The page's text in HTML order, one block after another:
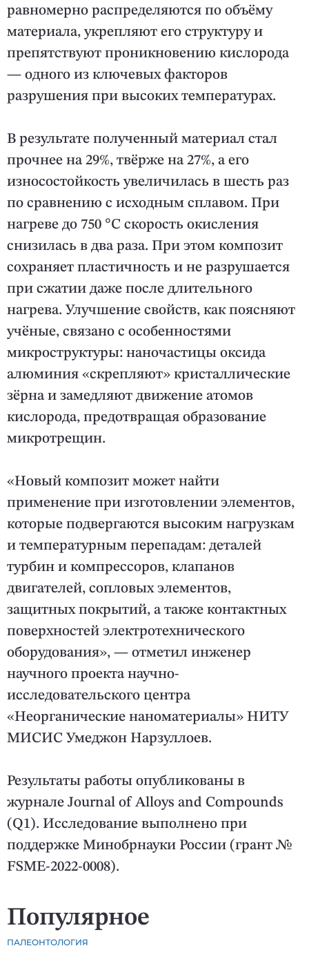
равномерно распределяются по объёму
материала, укрепляют его структуру и
препятствуют проникновению кислорода
— одного из ключевых факторов
разрушения при высоких температурах.
В результате полученный материал стал
прочнее на 29%, твёрже на 27%, а его
износостойкость увеличилась в шесть раз
по сравнению с исходным сплавом. При
нагреве до 750 °C скорость окисления
снизилась в два раза. При этом композит
сохраняет пластичность и не разрушается
при сжатии даже после длительного
нагрева. Улучшение свойств, как поясняют
учёные, связано с особенностями
микроструктуры: наночастицы оксида
алюминия «скрепляют» кристаллические
зёрна и замедляют движение атомов
кислорода, предотвращая образование
микротрещин.
«Новый композит может найти
применение при изготовлении элементов,
которые подвергаются высоким нагрузкам
и температурным перепадам: деталей
турбин и компрессоров, клапанов
двигателей, сопловых элементов,
защитных покрытий, а также контактных
поверхностей электротехнического
оборудования», — отметил инженер
научного проекта научно-
исследовательского центра
«Неорганические наноматериалы» НИТУ
МИСИС Умеджон Нарзуллоев.
Результаты работы опубликованы в
журнале Journal of Alloys and Compounds
(Q1). Исследование выполнено при
поддержке Минобрнауки России (грант №
FSME-2022-0008).
Популярное
ПАЛЕОНТОЛОГИЯ